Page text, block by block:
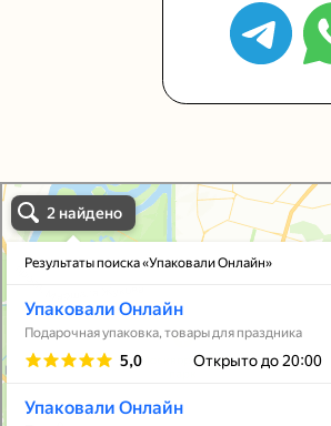
Упаковали Онлайн в Москве
Москва